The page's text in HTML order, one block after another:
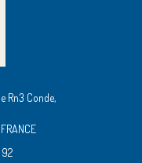
Rn3 Conde,
92